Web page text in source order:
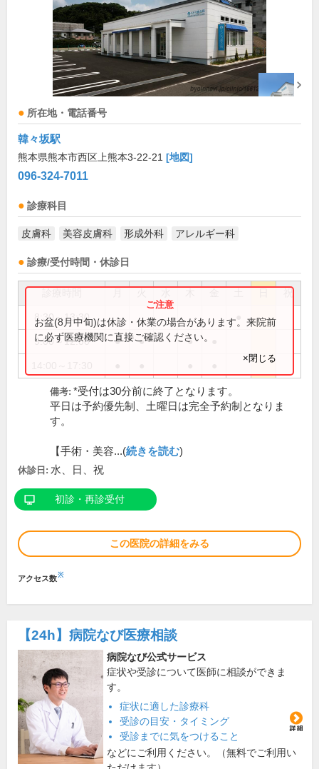
所在地・電話番号
韓々坂駅
熊本県熊本市西区上熊本3-22-21 [地図]
096-324-7011
診療科目
皮膚科 美容皮膚科 形成外科 アレルギー科
診療/受付時間・休診日
祝
8:30～13:30
9:00～12:00 ● ● ●
お盆(8月中旬)は休診・休業の場合があります。来院前
に必ず医療機関に直接ご確認ください。
×閉じる
備考: *受付は30分前に終了となります。
平日は予約優先制、土曜日は完全予約制となりま
す。
【手術・美容...(続きを読む)
休診日: 水、日、祝
初診・再診受付
この医院の詳細をみる
アクセス数※
【24h】 病院なび医療相談
病院なび公式サービス
症状や受診について医師に相談ができま
す。
症状に適した診療科
受診の目安・タイミング
受診までに気をつけること
などにご利用ください。（無料でご利用い